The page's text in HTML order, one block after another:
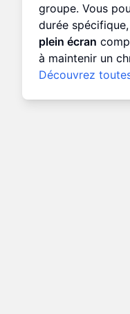
groupe. Vous
durée
plein écran
à maintenir un
Découvrez